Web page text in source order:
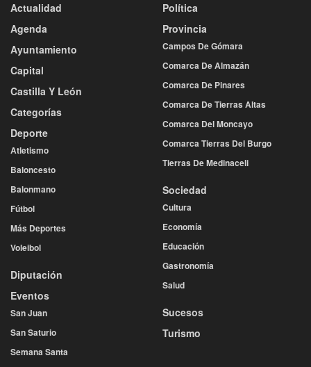
Actualidad
Agenda
Ayuntamiento
Capital
Castilla Y León
Categorías
Deporte
Atletismo
Baloncesto
Balonmano
Fútbol
Más Deportes
Voleibol
Diputación
Eventos
San Juan
San Saturio
Semana Santa
Política
Provincia
Campos De Gómara
Comarca De Almazán
Comarca De Pinares
Comarca De Tierras Altas
Comarca Del Moncayo
Comarca Tierras Del Burgo
Tierras De Medinaceli
Sociedad
Cultura
Economía
Educación
Gastronomía
Salud
Sucesos
Turismo